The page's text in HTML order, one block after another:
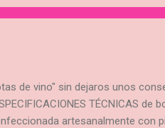
de vino" sin dejaros unos
TÉCNICAS de
artesanalmente con